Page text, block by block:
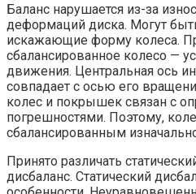
Баланс нарушается из-за
деформаций диска. Могут
искажающие форму колеса.
сбалансированное колесо —
движения. Центральная ось
совпадает с осью его
колес и покрышек связан с
погрешностями. Поэтому,
сбалансированным
Принято различать
дисбаланс. Статический